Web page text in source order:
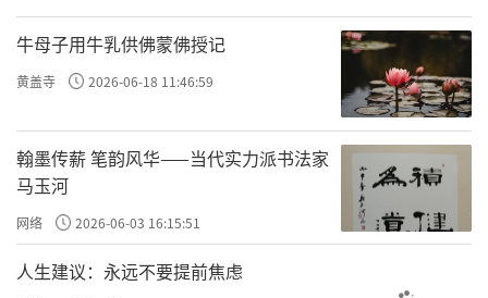
牛母子用牛乳供佛蒙佛授记
黄盖寺 2026-06-18 11:46:59
翰墨传薪 笔韵风华——当代实力派书法家
马玉河
网络 2026-06-03 16:15:51
人生建议：永远不要提前焦虑